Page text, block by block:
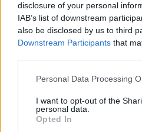
disclosure of your personal
IAB’s list of downstream
also be disclosed by us to third
Downstream Participants that
Please note that this website/
not limited to your visit or usage
grant or deny consent to Google
use your data for below
Personal Data Processing
I want to opt-out of the
personal data.
Opted In
Media: Με ενίσχυση 8 εκατ.
ξεκίνησε το πρόγραμμα
ΕΔΟΕΑΠ
Η Toyota φέρνει νέα γενιά